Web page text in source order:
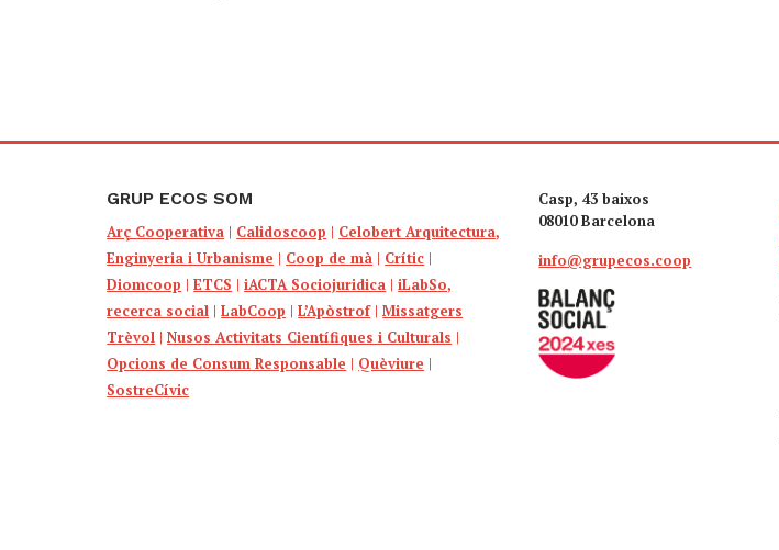
GRUP ECOS SOM
Arç Cooperativa | Calidoscoop | Celobert Arquitectura,
Enginyeria i Urbanisme | Coop de mà | Crític |
Diomcoop |ETCS |iACTA Sociojuridica |iLabSo,
recerca social |LabCoop |L’Apòstrof|Missatgers
Trèvol |Nusos Activitats Científiques i Culturals |
Opcions de Consum Responsable | Quèviure |
SostreCívic
Casp, 43 baixos
08010 Barcelona
info@grupecos.coop